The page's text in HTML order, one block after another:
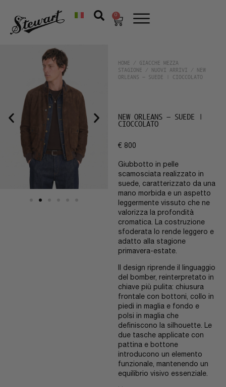
0
HOME /
GIACCHE MEZZA
STAGIONE / NUOVI ARRIVI / NEW
ORLEANS – SUEDE | CIOCCOLATO
NEW ORLEANS – SUEDE |
CIOCCOLATO
€ 800
Giubbotto in pelle
scamosciata realizzato in
suede, caratterizzato da una
mano morbida e un aspetto
leggermente vissuto che ne
valorizza la profondità
cromatica. La costruzione
sfoderata lo rende leggero e
adatto alla stagione
primavera-estate.
Il design riprende il linguaggio
del bomber, reinterpretato in
chiave più pulita: chiusura
frontale con bottoni, collo in
piedi in maglia e fondo e
polsi in maglia che
definiscono la silhouette. Le
due tasche applicate con
pattina e bottone
introducono un elemento
funzionale, mantenendo un
equilibrio visivo essenziale.